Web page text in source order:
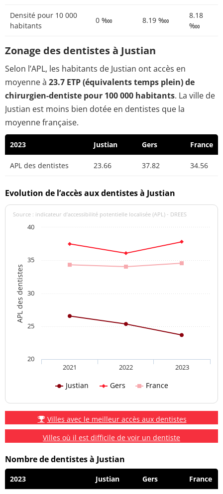
Densité pour 10 000
habitants
0 ‱ 8.19 ‱
8.18
‱
Zonage des dentistes à Justian
Selon l’APL, les habitants de Justian ont accès en
moyenne à 23.7 ETP (équivalents temps plein) de
chirurgien-dentiste pour 100 000 habitants. La ville de
Justian est moins bien dotée en dentistes que la
moyenne française.
2023 Justian Gers France
APL des dentistes 23.66 37.82 34.56
Evolution de l’accès aux dentistes à Justian
APL des dentistes
Source : indicateur d’accessibilité potentielle localisée (APL) - DREES
Justian Gers France
2021 2022 2023
20
25
30
35
40
Villes avec le meilleur accès aux dentistes
Villes où il est difficile de voir un dentiste
Nombre de dentistes à Justian
2023 Justian Gers France